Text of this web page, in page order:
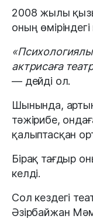
2008 жылы
оның
актрисаға
— дейді ол.
Шынында,
тәжірибе,
қалыптасқан
Бірақ тағдыр
келді.
Сол кездегі
Әзірбайжан